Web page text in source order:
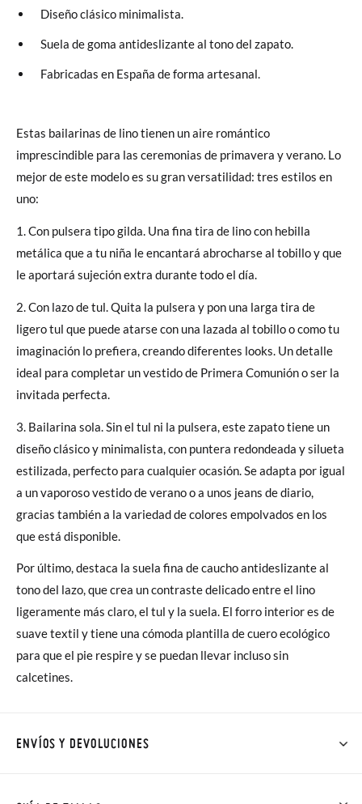
Diseño clásico minimalista.
Suela de goma antideslizante al tono del zapato.
Fabricadas en España de forma artesanal.
Estas bailarinas de lino tienen un aire romántico
imprescindible para las ceremonias de primavera y verano. Lo
mejor de este modelo es su gran versatilidad: tres estilos en
uno:
1. Con pulsera tipo gilda. Una fina tira de lino con hebilla
metálica que a tu niña le encantará abrocharse al tobillo y que
le aportará sujeción extra durante todo el día.
2. Con lazo de tul. Quita la pulsera y pon una larga tira de
ligero tul que puede atarse con una lazada al tobillo o como tu
imaginación lo prefiera, creando diferentes looks. Un detalle
ideal para completar un vestido de Primera Comunión o ser la
invitada perfecta.
3. Bailarina sola. Sin el tul ni la pulsera, este zapato tiene un
diseño clásico y minimalista, con puntera redondeada y silueta
estilizada, perfecto para cualquier ocasión. Se adapta por igual
a un vaporoso vestido de verano o a unos jeans de diario,
gracias también a la variedad de colores empolvados en los
que está disponible.
Por último, destaca la suela fina de caucho antideslizante al
tono del lazo, que crea un contraste delicado entre el lino
ligeramente más claro, el tul y la suela. El forro interior es de
suave textil y tiene una cómoda plantilla de cuero ecológico
para que el pie respire y se puedan llevar incluso sin
calcetines.
ENVÍOS Y DEVOLUCIONES